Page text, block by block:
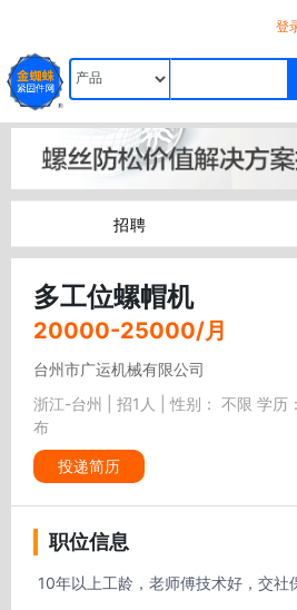
登
招聘
多工位螺帽机
20000-25000/月
台州市广运机械有限公司
浙江-台州 | 招1人 | 性别： 不限 学
布
投递简历
职位信息
10年以上工龄，老师傅技术好，交社